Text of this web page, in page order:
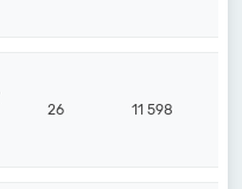
26 11 598